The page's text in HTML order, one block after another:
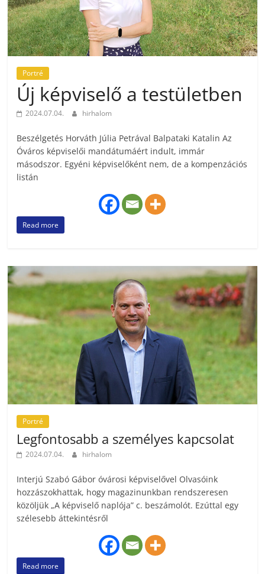
Portré
Új képviselő a testületben
2024.07.04. hirhalom
Beszélgetés Horváth Júlia Petrával Balpataki Katalin Az
Óváros képviselői mandátumáért indult, immár
másodszor. Egyéni képviselőként nem, de a kompenzációs
listán
Read more
Portré
Legfontosabb a személyes kapcsolat
2024.07.04. hirhalom
Interjú Szabó Gábor óvárosi képviselővel Olvasóink
hozzászokhattak, hogy magazinunkban rendszeresen
közöljük „A képviselő naplója” c. beszámolót. Ezúttal egy
szélesebb áttekintésről
Read more